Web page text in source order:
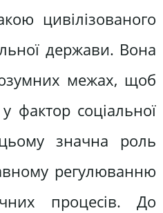
цивілізованого
держави. Вона
межах, щоб
фактор соціальної
цьому значна роль
регулюванню
процесів. До